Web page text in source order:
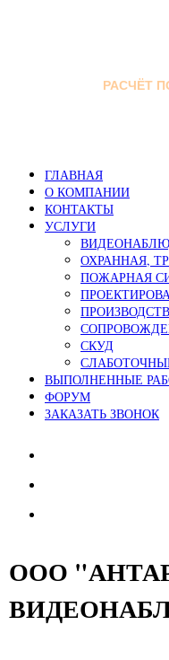
РАСЧЁТ
ГЛАВНАЯ
О КОМПАНИИ
КОНТАКТЫ
УСЛУГИ
ОХРАННАЯ,
ПОЖАРНАЯ
СКУД
ВЫПОЛНЕННЫЕ
ФОРУМ
ЗАКАЗАТЬ ЗВОНОК
ООО